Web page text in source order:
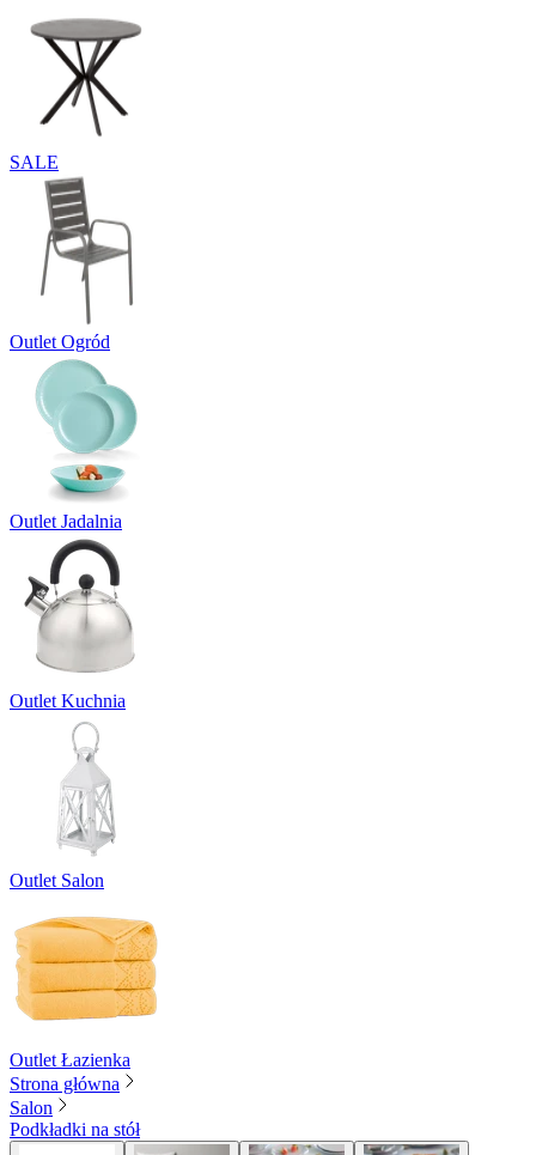
SALE
Outlet Ogród
Outlet Jadalnia
Outlet Kuchnia
Outlet Salon
Outlet Łazienka
Strona główna
Salon
Podkładki na stół